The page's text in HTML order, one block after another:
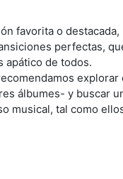
favorita o
perfectas,
apático de todos.
álbumes- y buscar
musical, tal como